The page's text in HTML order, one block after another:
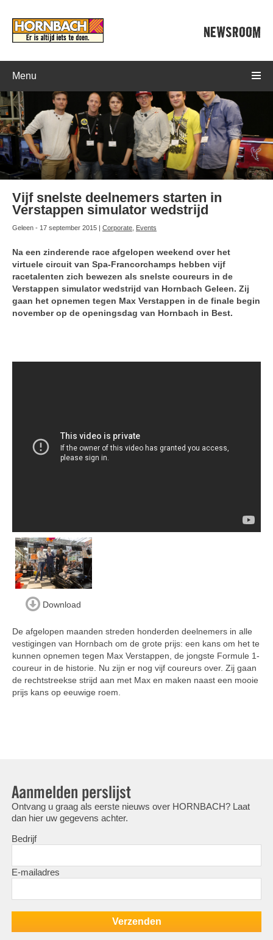
NEWSROOM
Menu
Vijf snelste deelnemers starten in
Verstappen simulator wedstrijd
Geleen - 17 september 2015 | Corporate Events
Na een zinderende race afgelopen weekend over het
virtuele circuit van Spa-Francorchamps hebben vijf
racetalenten zich bewezen als snelste coureurs in de
Verstappen simulator wedstrijd van Hornbach Geleen. Zij
gaan het opnemen tegen Max Verstappen in de finale begin
november op de openingsdag van Hornbach in Best.
Download
De afgelopen maanden streden honderden deelnemers in alle
vestigingen van Hornbach om de grote prijs: een kans om het te
kunnen opnemen tegen Max Verstappen, de jongste Formule 1-
coureur in de historie. Nu zijn er nog vijf coureurs over. Zij gaan
de rechtstreekse strijd aan met Max en maken naast een mooie
prijs kans op eeuwige roem.
Aanmelden perslijst
Ontvang u graag als eerste nieuws over HORNBACH? Laat
dan hier uw gegevens achter.
Bedrijf
E-mailadres